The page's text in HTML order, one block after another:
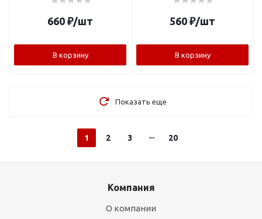
660 ₽/шт
В корзину
560 ₽/шт
В корзину
Показать еще
1 2 3 20
Компания
О компании